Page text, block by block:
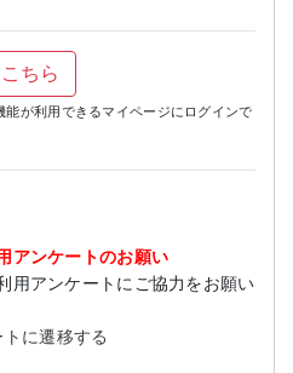
ちら
が利用できるマイページにログインで
アンケートのお願い
用アンケートにご協力をお願い
トに遷移する